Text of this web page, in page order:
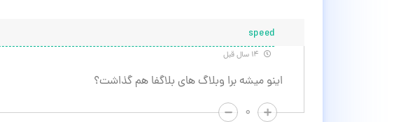
speed
اینو میشه برا وبلاگ های بلاگفا هم گذاشت؟
۰